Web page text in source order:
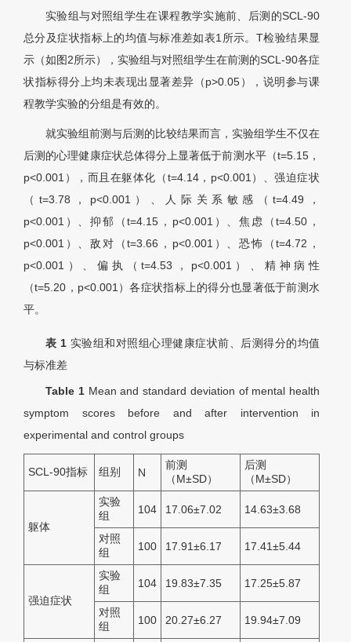
实验组与对照组学生在课程教学实施前、后测的SCL-90
总分及症状指标上的均值与标准差如表1所示。T检验结果显
示（如图2所示），实验组与对照组学生在前测的SCL-90各症
状指标得分上均未表现出显著差异（p>0.05），说明参与课
程教学实验的分组是有效的。
就实验组前测与后测的比较结果而言，实验组学生不仅在
后测的心理健康症状总体得分上显著低于前测水平（t=5.15，
p<0.001），而且在躯体化（t=4.14，p<0.001）、强迫症状
（t=3.78，p<0.001）、人际关系敏感（t=4.49，
p<0.001）、抑郁（t=4.15，p<0.001）、焦虑（t=4.50，
p<0.001）、敌对（t=3.66，p<0.001）、恐怖（t=4.72，
p<0.001）、偏执（t=4.53，p<0.001）、精神病性
（t=5.20，p<0.001）各症状指标上的得分也显著低于前测水
平。
表 1 实验组和对照组心理健康症状前、后测得分的均值
与标准差
Table 1 Mean and standard deviation of mental health
symptom scores before and after intervention in
experimental and control groups
SCL-90指标 组别 N
前测
（M±SD）
后测
（M±SD）
躯体
实验
组
104 17.06±7.02 14.63±3.68
对照
组
100 17.91±6.17 17.41±5.44
强迫症状
实验
组
104 19.83±7.35 17.25±5.87
对照
组
100 20.27±6.27 19.94±7.09